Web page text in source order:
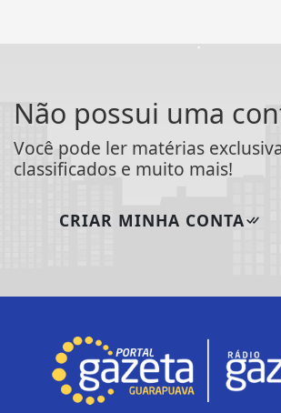
Não possui uma
Você pode ler matérias
classificados e muito mais!
CRIAR MINHA CONTA